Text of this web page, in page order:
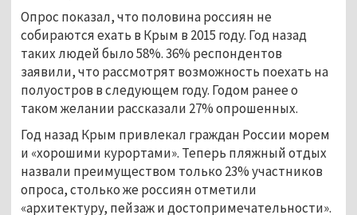
Опрос показал, что половина россиян не
собираются ехать в Крым в 2015 году. Год назад
таких людей было 58%. 36% респондентов
заявили, что рассмотрят возможность поехать на
полуостров в следующем году. Годом ранее о
таком желании рассказали 27% опрошенных.
Год назад Крым привлекал граждан России морем
и «хорошими курортами». Теперь пляжный отдых
назвали преимуществом только 23% участников
опроса, столько же россиян отметили
«архитектуру, пейзаж и достопримечательности».